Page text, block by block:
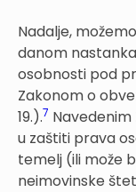
Nadalje,
danom
osobnosti pod
Zakonom o
19.).7
u zaštiti prava
temelj (ili može
neimovinske